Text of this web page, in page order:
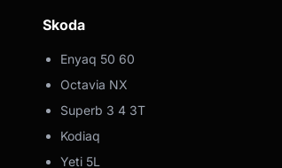
Skoda
Enyaq 50 60
Octavia NX
Superb 3 4 3T
Kodiaq
Yeti 5L